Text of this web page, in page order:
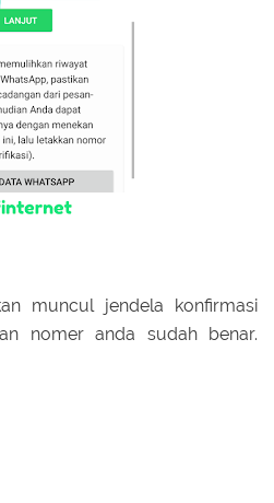
muncul jendela konfirmasi
nomer anda sudah benar.